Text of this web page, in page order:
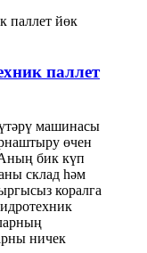
паллет
машинасы
өчен
бик күп
склад һәм
коралга
ничек